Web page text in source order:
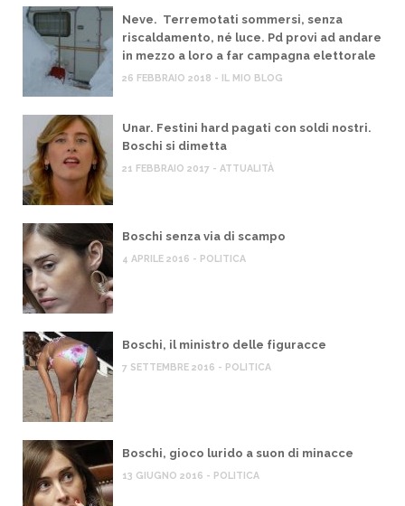
Neve. Terremotati sommersi, senza
riscaldamento, né luce. Pd provi ad andare
in mezzo a loro a far campagna elettorale
26 FEBBRAIO 2018 - IL MIO BLOG
Unar. Festini hard pagati con soldi nostri.
Boschi si dimetta
21 FEBBRAIO 2017 - ATTUALITÀ
Boschi senza via di scampo
4 APRILE 2016 - POLITICA
Boschi, il ministro delle figuracce
7 SETTEMBRE 2016 - POLITICA
Boschi, gioco lurido a suon di minacce
13 GIUGNO 2016 - POLITICA